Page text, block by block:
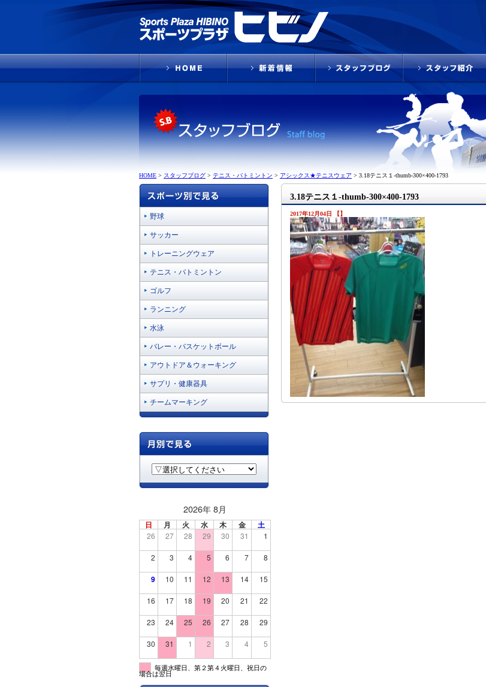
HOME > スタッフブログ > テニス・バトミントン > アシックス★テニスウェア > 3.18テニス１-thumb-300×400-1793
3.18テニス１-thumb-300×400-1793
2017年12月04日 【】
野球
サッカー
トレーニングウェア
テニス・バトミントン
ゴルフ
ランニング
水泳
バレー・バスケットボール
アウトドア＆ウォーキング
サプリ・健康器具
チームマーキング
2026年 8月
日 月 火 水 木 金 土
26 27 28 29 30 31 1
2 3 4 5 6 7 8
9 10 11 12 13 14 15
16 17 18 19 20 21 22
23 24 25 26 27 28 29
30 31 1 2 3 4 5
毎週水曜日、第２第４火曜日、祝日の
場合は翌日